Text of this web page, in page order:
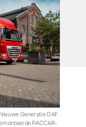
Generatie DAF
PACCAR-